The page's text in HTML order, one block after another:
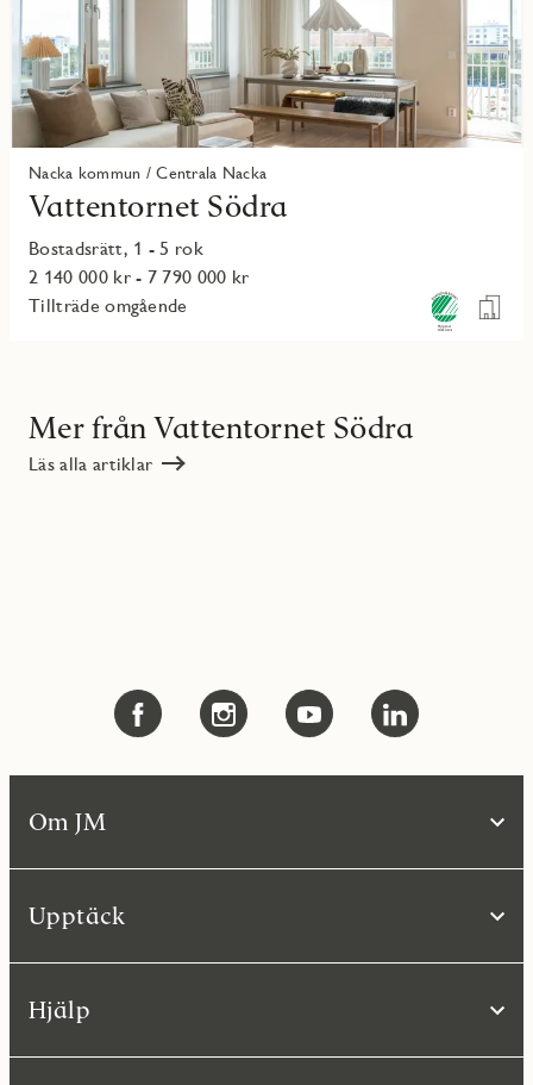
Nacka kommun / Centrala Nacka
Vattentornet Södra
Bostadsrätt, 1 - 5 rok
2 140 000 kr - 7 790 000 kr
Tillträde omgående
Mer från Vattentornet Södra
Läs alla artiklar
Om JM
Upptäck
Hjälp